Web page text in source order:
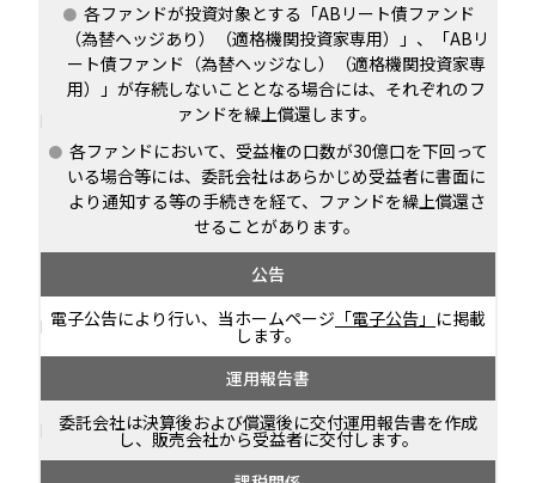
各ファンドが投資対象とする「ABリート債ファンド
（為替ヘッジあり）（適格機関投資家専用）」、「ABリ
ート債ファンド（為替ヘッジなし）（適格機関投資家専
用）」が存続しないこととなる場合には、それぞれのフ
ァンドを繰上償還します。
各ファンドにおいて、受益権の口数が30億口を下回って
いる場合等には、委託会社はあらかじめ受益者に書面に
より通知する等の手続きを経て、ファンドを繰上償還さ
せることがあります。
公告
電子公告により行い、当ホームページ 「電子公告」 に掲載
します。
運用報告書
委託会社は決算後および償還後に交付運用報告書を作成
し、販売会社から受益者に交付します。